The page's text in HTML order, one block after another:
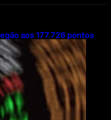
aos 177.726 pontos